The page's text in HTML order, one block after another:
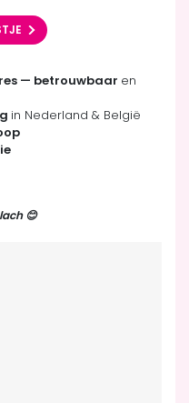
— betrouwbaar en
in Nederland & België
😊